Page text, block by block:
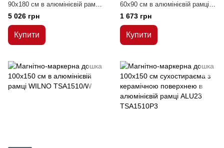
90x180 см в алюмінієвій рамці
WILNO
5 026 грн
Купити
60x90 см в алюмінієвій рамці
WILNO
1 673 грн
Купити